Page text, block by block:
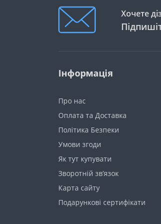
Хочете
Інформація
Про нас
Оплата та Доставка
Політика Безпеки
Умови згоди
Як тут купувати
Зворотній зв’язок
Карта сайту
Подарункові сертифікати